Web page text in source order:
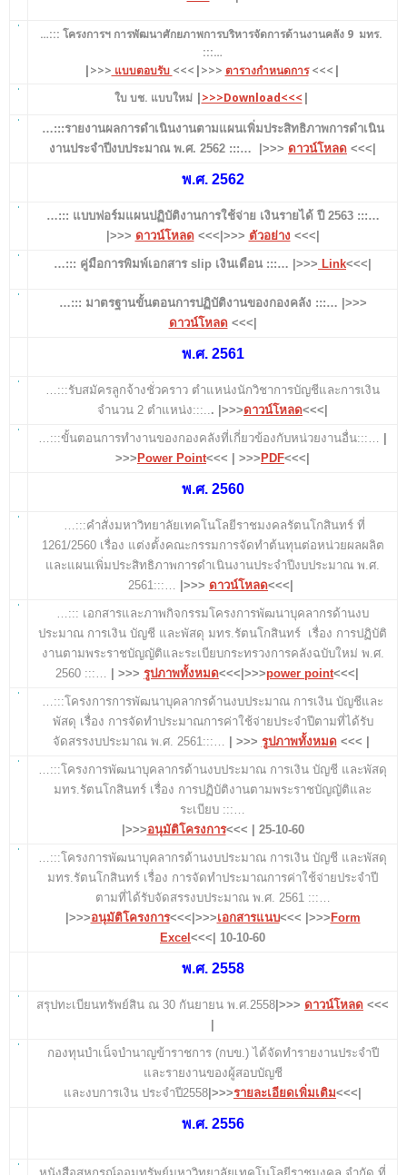
…::: โครงการฯ การพัฒนาศักยภาพการบริหารจัดการด้านงานคลัง 9 มทร.
:::…
|>>> แบบตอบรับ <<< |>>> ตารางกำหนดการ<<<|
ใบ บช. แบบใหม่ |>>>Download<<< |
…:::รายงานผลการดำเนินงานตามแผนเพิ่มประสิทธิภาพการดำเนิน
งานประจำปีงบประมาณ พ.ศ. 2562 :::… |>>> ดาวน์โหลด <<<|
พ.ศ. 2562
…::: แบบฟอร์มแผนปฏิบัติงานการใช้จ่าย เงินรายได้ ปี 2563 :::…
|>>> ดาวน์โหลด<<<|>>> ตัวอย่าง <<<|
…::: คู่มือการพิมพ์เอกสาร slip เงินเดือน :::… |>>> Link<<<|
…::: มาตรฐานขั้นตอนการปฏิบัติงานของกองคลัง :::… |>>>
ดาวน์โหลด<<<|
พ.ศ. 2561
…:::รับสมัครลูกจ้างชั่วคราว ตำแหน่งนักวิชาการบัญชีและการเงิน
จำนวน 2 ตำแหน่ง:::... |>>>ดาวน์โหลด<<<|
…:::ขั้นตอนการทำงานของกองคลังที่เกี่ยวข้องกับหน่วยงานอื่น:::…
>>> Power Point<<< | >>> PDF<<<|
พ.ศ. 2560
…:::คำสั่งมหาวิทยาลัยเทคโนโลยีราชมงคลรัตนโกสินทร์ ที่
1261/2560 เรื่อง แต่งตั้งคณะกรรมการจัดทำต้นทุนต่อหน่วยผลผลิต
และแผนเพิ่มประสิทธิภาพการดำเนินงานประจำปีงบประมาณ พ.ศ.
2561:::… |>>> ดาวน์โหลด<<<|
…::: เอกสารและภาพกิจกรรมโครงการพัฒนาบุคลากรด้านงบ
ประมาณ การเงิน บัญชี และพัสดุ มทร.รัตนโกสินทร์ เรื่อง การปฏิบัติ
งานตามพระราชบัญญัติและระเบียบกระทรวงการคลังฉบับใหม่ พ.ศ.
2560 :::… | >>> รูปภาพทั้งหมด<<<|>>>power point<<<|
…:::โครงการการพัฒนาบุคลากรด้านงบประมาณ การเงิน บัญชีและ
พัสดุ เรื่อง การจัดทำประมาณการค่าใช้จ่ายประจำปีตามที่ได้รับ
จัดสรรงบประมาณ พ.ศ. 2561:::… | >>> รูปภาพทั้งหมด<<< |
…:::โครงการพัฒนาบุคลากรด้านงบประมาณ การเงิน บัญชี และพัสดุ
มทร.รัตนโกสินทร์ เรื่อง การปฏิบัติงานตามพระราชบัญญัติและ
ระเบียบ :::…
|>>>อนุมัติโครงการ<<< | 25-10-60
…:::โครงการพัฒนาบุคลากรด้านงบประมาณ การเงิน บัญชี และพัสดุ
มทร.รัตนโกสินทร์ เรื่อง การจัดทำประมาณการค่าใช้จ่ายประจำปี
ตามที่ได้รับจัดสรรงบประมาณ พ.ศ. 2561 :::…
|>>>อนุมัติโครงการ<<<|>>>เอกสารแนบ<<< |>>> Form
Excel <<<| 10-10-60
พ.ศ. 2558
สรุปทะเบียนทรัพย์สิน ณ 30 กันยายน พ.ศ.2558 |>>> ดาวน์โหลด <<<
กองทุนบำเน็จบำนาญข้าราชการ (กบข.) ได้จัดทำรายงานประจำปี
และรายงานของผู้สอบบัญชี
และงบการเงิน ประจำปี2558 |>>>รายละเอียดเพิ่มเติม<<<|
พ.ศ. 2556